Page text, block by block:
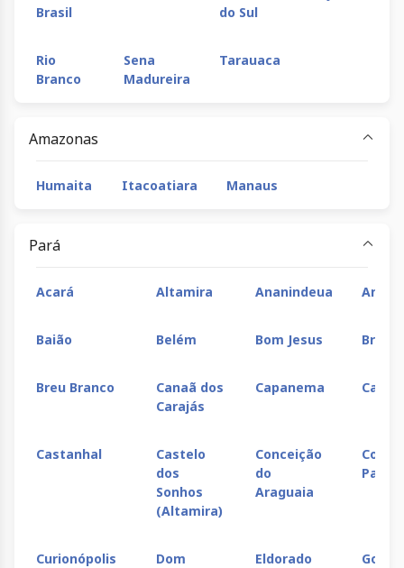
Brasil
do Sul
Rio
Branco
Sena
Madureira
Tarauaca
Amazonas
Humaita Itacoatiara Manaus
Pará
Acará Altamira Ananindeua Anapu
Baião Belém Bom Jesus
Breu Branco
Canaã dos
Carajás
Capanema
Castanhal
Castelo
dos
Sonhos
(Altamira)
Conceição
do
Araguaia
Pará
Curionópolis
Dom
Eldorado